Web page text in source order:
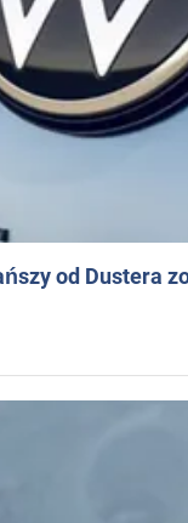
od Dustera